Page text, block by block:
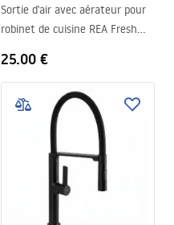
Sortie d'air avec aérateur pour
robinet de cuisine REA Fresh
25.00 €